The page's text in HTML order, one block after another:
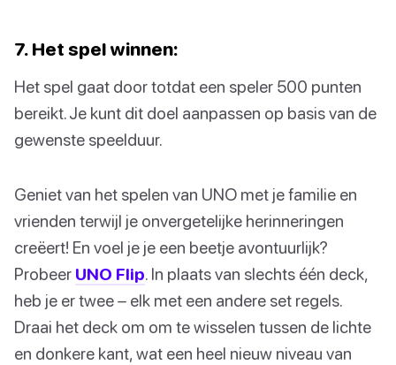
7. Het spel winnen:
Het spel gaat door totdat een speler 500 punten
bereikt. Je kunt dit doel aanpassen op basis van de
gewenste speelduur.
Geniet van het spelen van UNO met je familie en
vrienden terwijl je onvergetelijke herinneringen
creëert! En voel je je een beetje avontuurlijk?
Probeer UNO Flip. In plaats van slechts één deck,
heb je er twee – elk met een andere set regels.
Draai het deck om om te wisselen tussen de lichte
en donkere kant, wat een heel nieuw niveau van